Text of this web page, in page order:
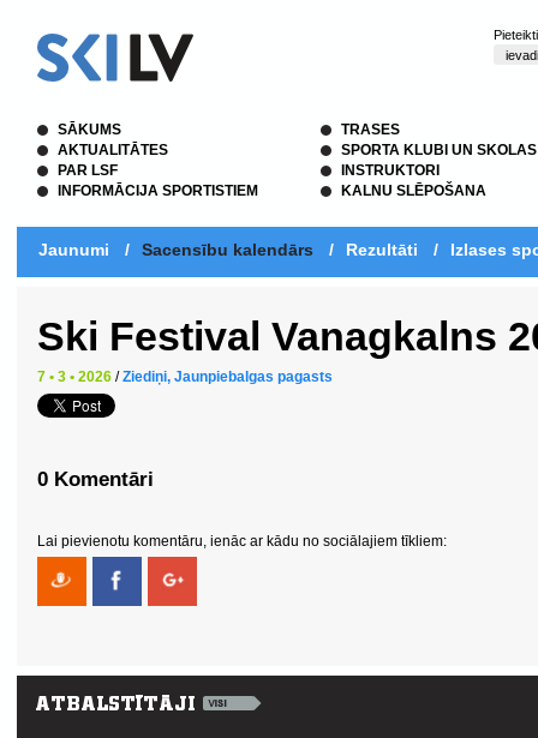
SĀKUMS
AKTUALITĀTES
PAR LSF
INFORMĀCIJA SPORTISTIEM
TRASES
SPORTA KLUBI UN SKOLAS
INSTRUKTORI
KALNU SLĒPOŠANA
Jaunumi / Sacensību kalendārs / Rezultāti / Izlases
Ski Festival Vanagkalns
7 • 3 • 2026 /Ziediņi, Jaunpiebalgas pagasts
0 Komentāri
Lai pievienotu komentāru, ienāc ar kādu no sociālajiem tīkliem: